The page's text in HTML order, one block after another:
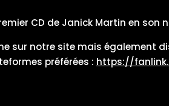
CD de Janick Martin en son
sur notre site mais également
préférées : https://